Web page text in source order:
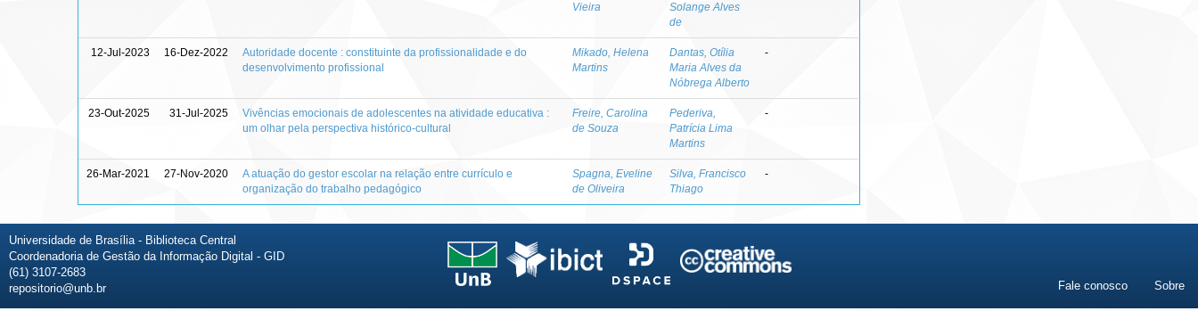
Vieira
Solange Alves
de
12-Jul-2023 16-Dez-2022
Autoridade docente : constituinte da profissionalidade e do
desenvolvimento profissional
Mikado, Helena
Martins
Dantas, Otília
Maria Alves da
Nóbrega Alberto
-
23-Out-2025 31-Jul-2025
Vivências emocionais de adolescentes na atividade educativa :
um olhar pela perspectiva histórico-cultural
Freire, Carolina
de Souza
Pederiva,
Patrícia Lima
Martins
-
26-Mar-2021 27-Nov-2020
A atuação do gestor escolar na relação entre currículo e
organização do trabalho pedagógico
Spagna, Eveline
de Oliveira
Silva, Francisco
Thiago
-
Universidade de Brasília - Biblioteca Central
Coordenadoria de Gestão da Informação Digital - GID
(61) 3107-2683
repositorio@unb.br
Fale conosco Sobre